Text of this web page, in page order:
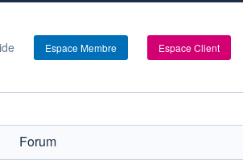
Espace Membre Espace Client
Forum